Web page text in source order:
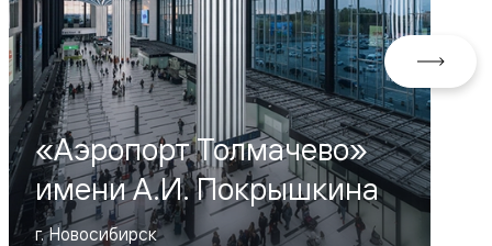
«Аэропорт Толмачево»
имени А.И. Покрышкина
г. Новосибирск